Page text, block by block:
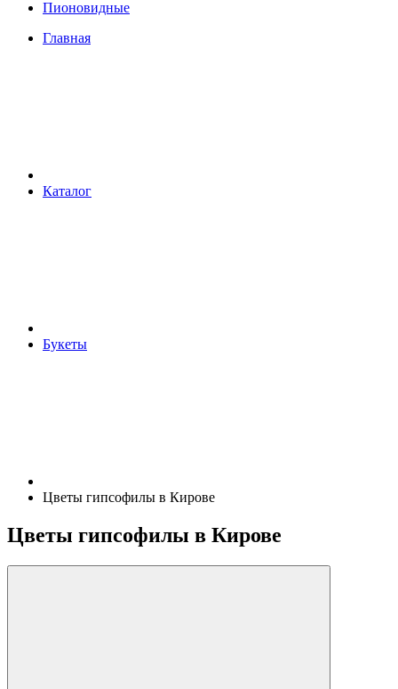
Пионовидные
Главная
Каталог
Букеты
Цветы гипсофилы в Кирове
Цветы гипсофилы в Кирове